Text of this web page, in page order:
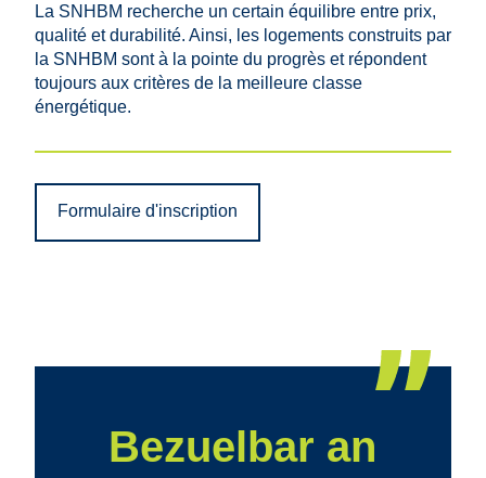
La SNHBM recherche un certain équilibre entre prix,
qualité et durabilité. Ainsi, les logements construits par
la SNHBM sont à la pointe du progrès et répondent
toujours aux critères de la meilleure classe
énergétique.
Formulaire d'inscription
Bezuelbar an